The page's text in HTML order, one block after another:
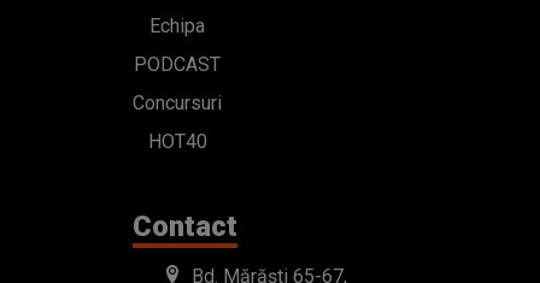
Echipa
PODCAST
Concursuri
HOT40
Contact
Bd. Mărăști 65-67,